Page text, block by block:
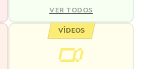
VER TODOS
VÍDEOS